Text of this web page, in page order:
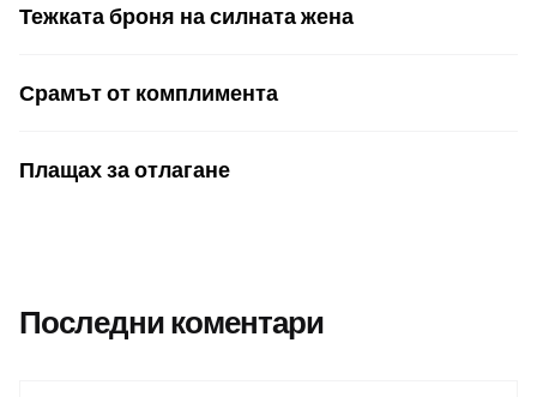
Тежката броня на силната жена
Срамът от комплимента
Плащах за отлагане
Последни коментари